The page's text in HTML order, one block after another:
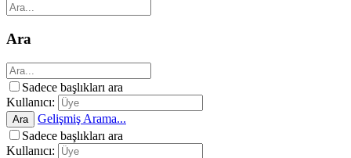
Ara
Sadece başlıkları ara
Kullanıcı:
Ara
Gelişmiş Arama...
Sadece başlıkları ara
Kullanıcı: